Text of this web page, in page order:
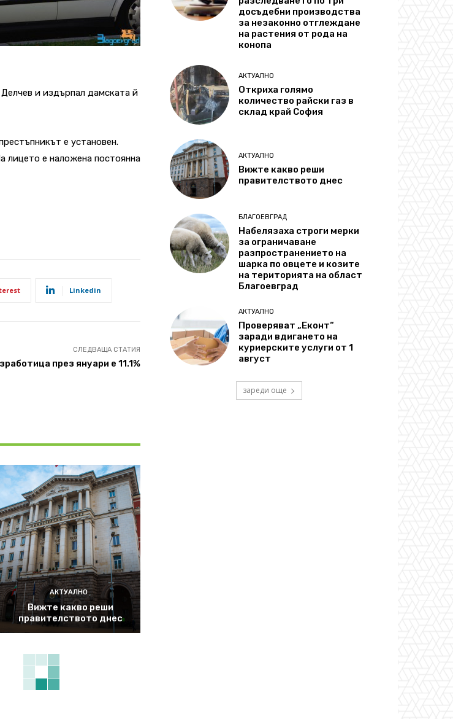
и издърпал дамската й
е установен.
лицето е наложена постоянна
Linkedin
СЛЕДВАЩА СТАТИЯ
през януари е 11.1%
АКТУАЛНО
Вижте какво реши
правителството днес
досъдебни производства
за незаконно отглеждане
на растения от рода на
конопа
АКТУАЛНО
Откриха голямо
количество райски газ в
склад край София
АКТУАЛНО
Вижте какво реши
правителството днес
БЛАГОЕВГРАД
Набелязаха строги мерки
за ограничаване
разпространението на
шарка по овцете и козите
на територията на област
Благоевград
АКТУАЛНО
Проверяват „Еконт“
заради вдигането на
куриерските услуги от 1
август
зареди още